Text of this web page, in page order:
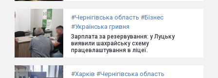
#Чернігівська область #Бізнес
#Українська гривня
Зарплата за резервування: у Луцьку
виявили шахрайську схему
працевлаштування в ліцеї.
#Харків #Чернігівська область